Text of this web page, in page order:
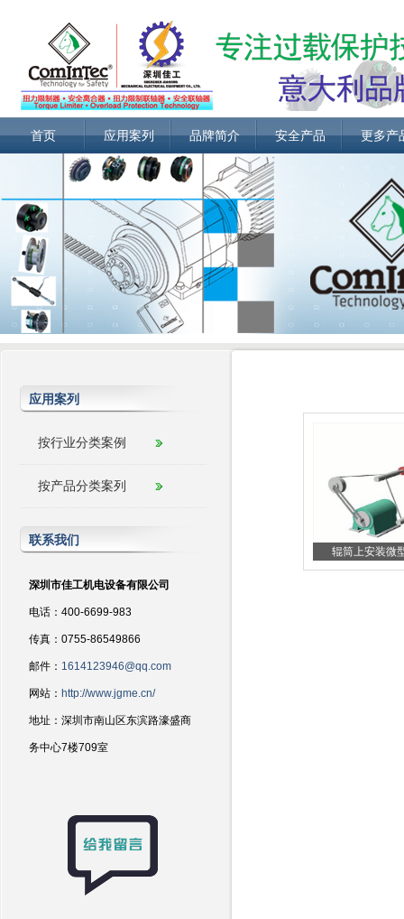
首页 应用案列 品牌简介 安全产品 更多产
应用案列
按行业分类案例
按产品分类案列
联系我们
深圳市佳工机电设备有限公司
电话：400-6699-983
传真：0755-86549866
邮件： 1614123946@qq.com
网站： http://www.jgme.cn/
地址：深圳市南山区东滨路濠盛商
务中心7楼709室
辊筒上安装微